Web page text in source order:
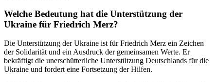
Welche Bedeutung hat die Unterstützung der
Ukraine für Friedrich Merz?
Die Unterstützung der Ukraine ist für Friedrich Merz ein Zeichen
der Solidarität und ein Ausdruck der gemeinsamen Werte. Er
bekräftigt die unerschütterliche Unterstützung Deutschlands für die
Ukraine und fordert eine Fortsetzung der Hilfen.